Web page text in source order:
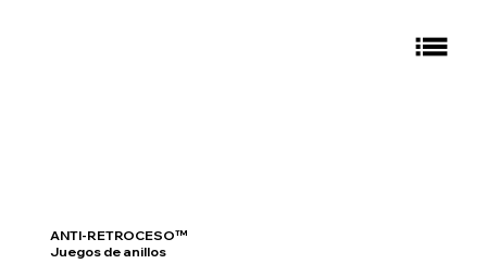
ANTI-RETROCESO™
Juegos de anillos